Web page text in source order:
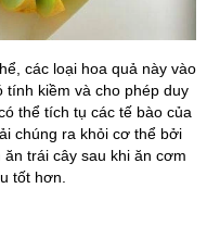
các loại hoa quả này vào
kiềm và cho phép duy
thể tích tụ các tế bào của
chúng ra khỏi cơ thể bởi
trái cây sau khi ăn cơm
tốt hơn.